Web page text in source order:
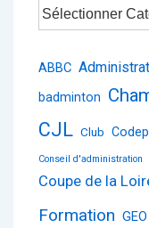
ABBC
badminton
CJL Club
Conseil d'administration
Coupe de la
Formation GEO